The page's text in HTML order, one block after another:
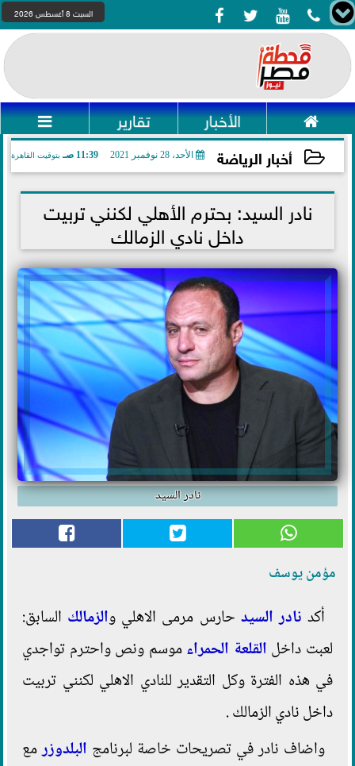
    السبت 8 أغسطس 2026
 الأخبار تقارير 
أخبار الرياضة الأحد، 28 نوفمبر 2021 11:39 صـ بتوقيت القاهرة
2021-11-28 11:39:13نادر السيد: بحترم الأهلي لكنني تربيت
داخل نادي الزمالك
نادر السيد
مؤمن يوسف
أكد نادر السيد حارس مرمى الاهلي والزمالك السابق:
لعبت داخل القلعة الحمراءموسم ونص واحترم تواجدي
في هذه الفترة وكل التقدير للنادي الاهلي لكنني تربيت
داخل نادي الزمالك .
واضاف نادر في تصريحات خاصة لبرنامج البلدوزرمع